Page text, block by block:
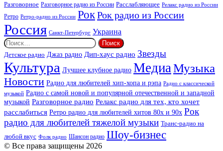
Разговорное Разговорное радио из России Расслабляющее Релакс радио из России
Ретро Ретро-радио из России РокРок радио из России
Россия Санкт-Петербург Украина
Найти:
Детское радио Джаз радио Дип-хаус радио Звезды
Культура Лучшее клубное радио МедиаМузыка
Новости Радио для любителей хип-хопа и рэпа Радио с классической
музыкой Радио с самой новой и популярной отечественной и западной
музыкой Разговорное радио Релакс радио для тех, кто хочет
расслабиться Ретро радио для любителей хитов 80х и 90х Рок
радио для любителей тяжелой музыки Транс-радио на
любой вкус Фолк радио Шансон радио Шоу-бизнес
© Все права защищены 2026